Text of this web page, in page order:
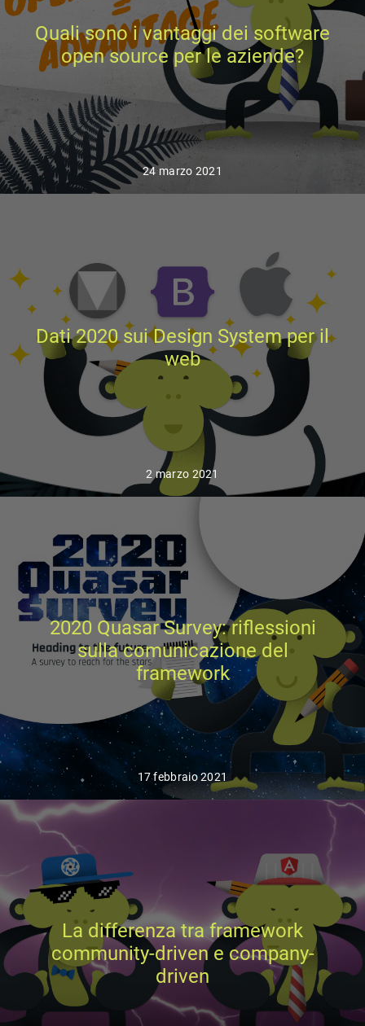
Quali sono i vantaggi dei software
open source per le aziende?
24 marzo 2021
Dati 2020 sui Design System per il
web
2 marzo 2021
2020 Quasar Survey: riflessioni
sulla comunicazione del
framework
17 febbraio 2021
La differenza tra framework
community-driven e company-
driven